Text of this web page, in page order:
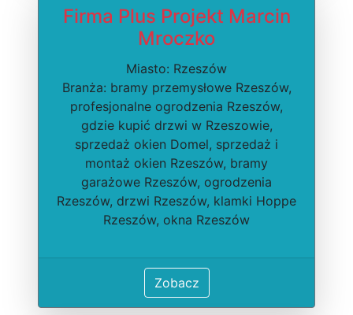
Firma Plus Projekt Marcin
Mroczko
Miasto: Rzeszów
Branża: bramy przemysłowe Rzeszów,
profesjonalne ogrodzenia Rzeszów,
gdzie kupić drzwi w Rzeszowie,
sprzedaż okien Domel, sprzedaż i
montaż okien Rzeszów, bramy
garażowe Rzeszów, ogrodzenia
Rzeszów, drzwi Rzeszów, klamki Hoppe
Rzeszów, okna Rzeszów
Zobacz